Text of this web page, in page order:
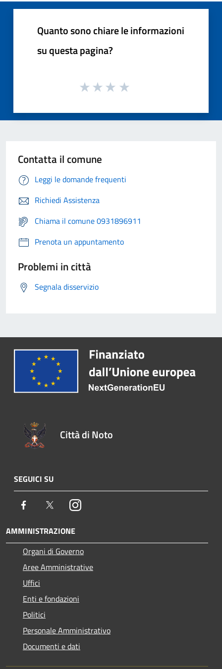
Quanto sono chiare le informazioni
su questa pagina?
Contatta il comune
Leggi le domande frequenti
Richiedi Assistenza
Chiama il comune 0931896911
Prenota un appuntamento
Problemi in città
Segnala disservizio
Città di Noto
SEGUICI SU
Facebook TwitterInstagram
AMMINISTRAZIONE
Organi di Governo
Aree Amministrative
Uffici
Enti e fondazioni
Politici
Personale Amministrativo
Documenti e dati